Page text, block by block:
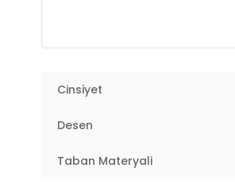
Menşei:
Detaylar:
- Bu ürün tüm
Cinsiyet
Desen
Taban Materyali